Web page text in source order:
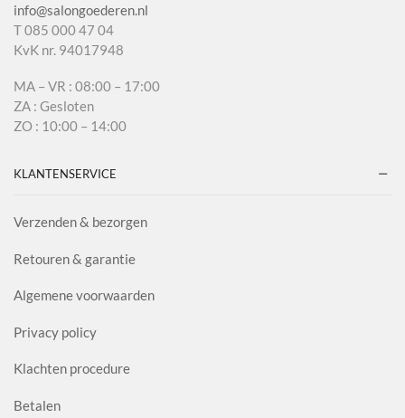
info@salongoederen.nl
T 085 000 47 04
KvK nr. 94017948
MA – VR : 08:00 – 17:00
ZA : Gesloten
ZO : 10:00 – 14:00
KLANTENSERVICE
Verzenden & bezorgen
Retouren & garantie
Algemene voorwaarden
Privacy policy
Klachten procedure
Betalen